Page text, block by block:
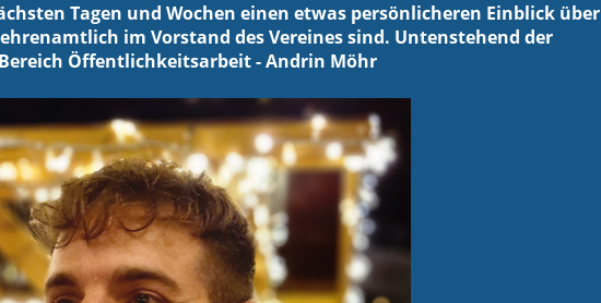
Tagen und Wochen einen etwas persönlicheren Einblick über
im Vorstand des Vereines sind. Untenstehend der
Öffentlichkeitsarbeit - Andrin Möhr